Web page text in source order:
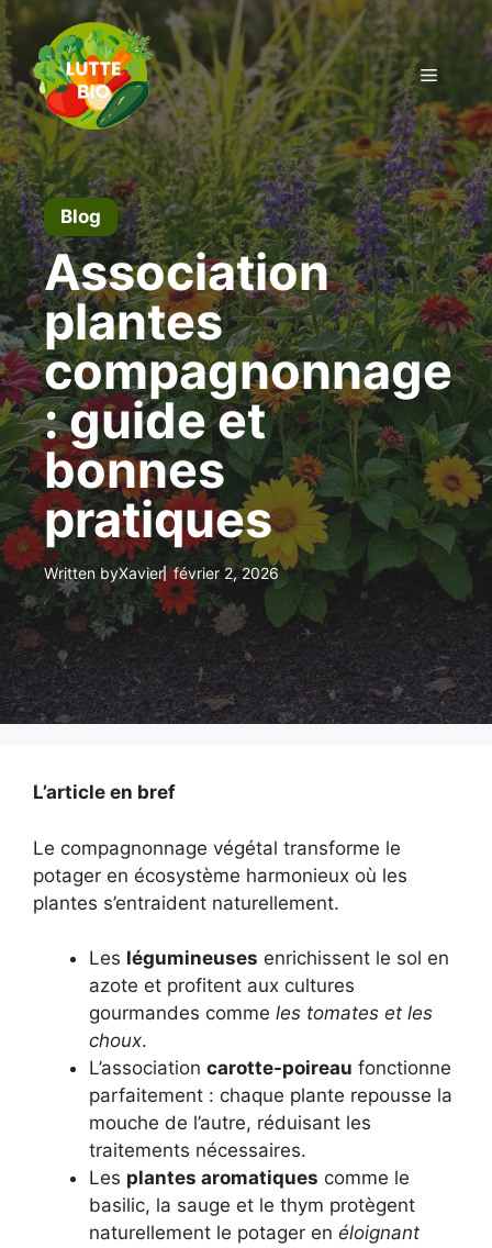
Aller
au
contenu
Menu
Blog
Association
plantes
compagnonnage
: guide et
bonnes
pratiques
Written byXavier février 2, 2026
L’article en bref
Le compagnonnage végétal transforme le
potager en écosystème harmonieux où les
plantes s’entraident naturellement.
Les légumineuses enrichissent le sol en
azote et profitent aux cultures
gourmandes comme les tomates et les
choux.
L’association carotte-poireau fonctionne
parfaitement : chaque plante repousse la
mouche de l’autre, réduisant les
traitements nécessaires.
Les plantes aromatiques comme le
basilic, la sauge et le thym protègent
naturellement le potager en éloignant